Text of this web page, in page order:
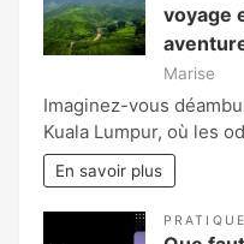
voyage
Marise
Imaginez-vous
Kuala Lumpur, où les
En savoir plus
PRATIQUE